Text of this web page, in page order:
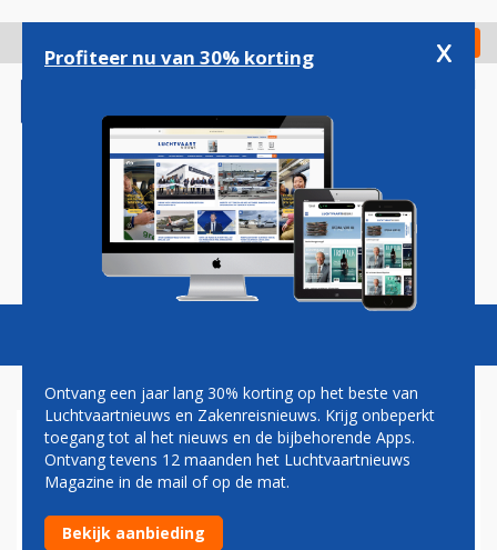
gaan
Check in
Magazine Podcasts Vacatures
WENEN TWINTIGSTE WIZZ
AIR-BESTEMMING VANAF
EINDHOVEN
Profiteer nu van 30% korting x
Ontvang een jaar lang 30% korting op het beste van
Luchtvaartnieuws en Zakenreisnieuws. Krijg onbeperkt
toegang tot al het nieuws en de bijbehorende Apps.
Ontvang tevens 12 maanden het Luchtvaartnieuws
Magazine in de mail of op de mat.
Bekijk aanbieding